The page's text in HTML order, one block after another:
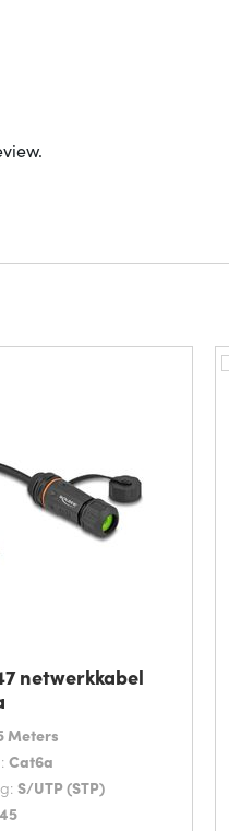
netwerkkabel
Meters
Cat6a
S/UTP (STP)